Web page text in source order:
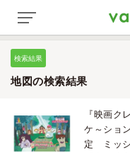
検索結果
地図の検索結果
『映画ク
ケ～ショ
定 ミッシ